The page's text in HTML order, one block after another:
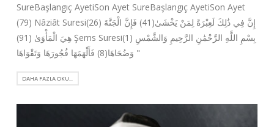
SureBaşlangıç AyetiSon Ayet SureBaşlangıç AyetiSon Ayet
(79) Nâziât Suresi(26) إِنَّ فِي ذَٰلِكَ لَعِبْرَةً لِمَنْ يَخْشَىٰ(41) فَإِنَّ الْجَنَّةَ
هِيَ الْمَأْوَىٰ (91) Şems Suresi(1) بِسْمِ اللَّهِ الرَّحْمَٰنِ الرَّحِيمِ وَالشَّمْسِ
وَضُحَاهَا(8) فَأَلْهَمَهَا فُجُورَهَا وَتَقْوَاهَا "
DAHA FAZLA OKU...